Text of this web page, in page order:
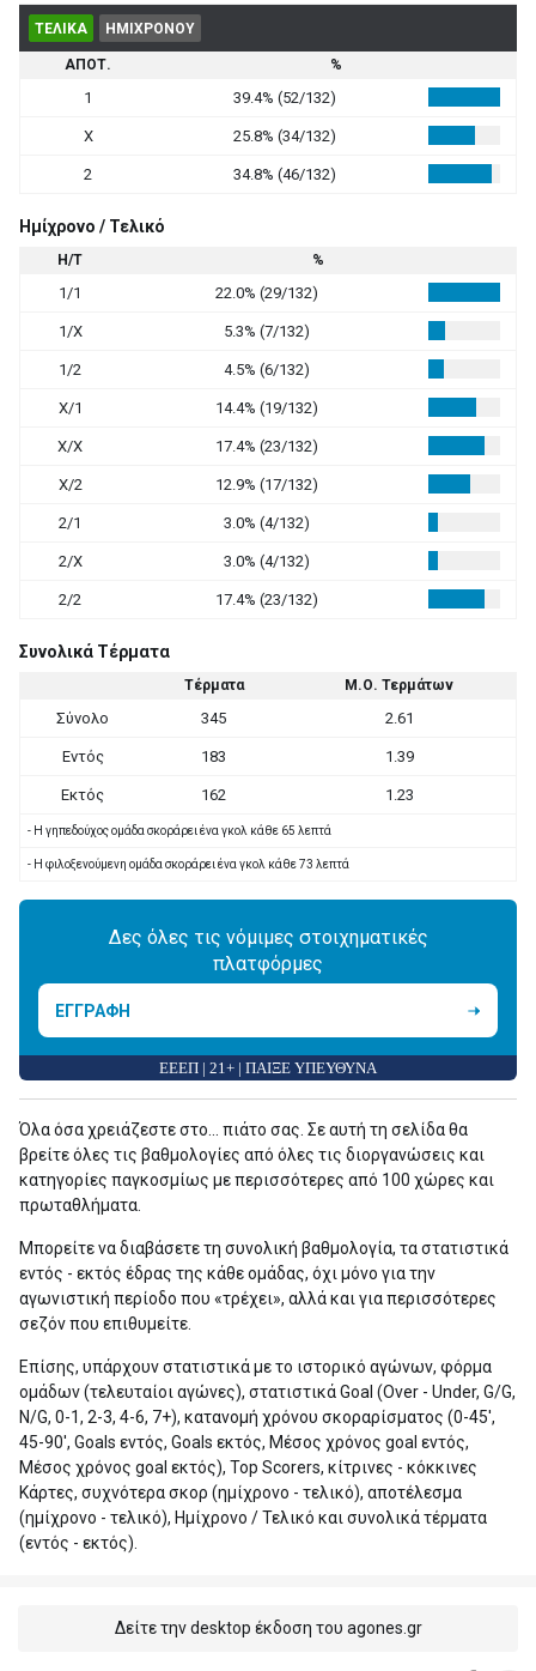
ΤΕΛΙΚΑ ΗΜΙΧΡΟΝΟΥ
ΑΠΟΤ. %
1 39.4% (52/132)
X 25.8% (34/132)
2 34.8% (46/132)
Ημίχρονο / Τελικό
Η/Τ %
1/1 22.0% (29/132)
1/X 5.3% (7/132)
1/2 4.5% (6/132)
X/1 14.4% (19/132)
X/X 17.4% (23/132)
X/2 12.9% (17/132)
2/1 3.0% (4/132)
2/X 3.0% (4/132)
2/2 17.4% (23/132)
Συνολικά Τέρματα
Τέρματα Μ.Ο. Τερμάτων
Σύνολο 345 2.61
Εντός 183 1.39
Εκτός 162 1.23
- Η γηπεδούχος ομάδα σκοράρει ένα γκολ κάθε 65 λεπτά
- Η φιλοξενούμενη ομάδα σκοράρει ένα γκολ κάθε 73 λεπτά
Δες όλες τις νόμιμες στοιχηματικές
πλατφόρμες
ΕΓΓΡΑΦΗ
ΕΕΕΠ | 21+ | ΠΑΙΞΕ ΥΠΕΥΘΥΝΑ
Όλα όσα χρειάζεστε στο... πιάτο σας. Σε αυτή τη σελίδα θα
βρείτε όλες τις βαθμολογίες από όλες τις διοργανώσεις και
κατηγορίες παγκοσμίως με περισσότερες από 100 χώρες και
πρωταθλήματα.
Μπορείτε να διαβάσετε τη συνολική βαθμολογία, τα στατιστικά
εντός - εκτός έδρας της κάθε ομάδας, όχι μόνο για την
αγωνιστική περίοδο που «τρέχει», αλλά και για περισσότερες
σεζόν που επιθυμείτε.
Επίσης, υπάρχουν στατιστικά με το ιστορικό αγώνων, φόρμα
ομάδων (τελευταίοι αγώνες), στατιστικά Goal (Over - Under, G/G,
N/G, 0-1, 2-3, 4-6, 7+), κατανομή χρόνου σκοραρίσματος (0-45',
45-90', Goals εντός, Goals εκτός, Μέσος χρόνος goal εντός,
Μέσος χρόνος goal εκτός), Top Scorers, κίτρινες - κόκκινες
Κάρτες, συχνότερα σκορ (ημίχρονο - τελικό), αποτέλεσμα
(ημίχρονο - τελικό), Ημίχρονο / Τελικό και συνολικά τέρματα
(εντός - εκτός).
Δείτε την desktop έκδοση του agones.gr